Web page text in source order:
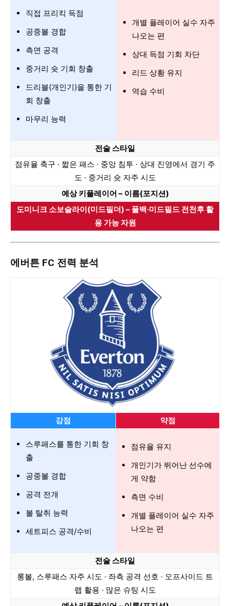
직접 프리킥 득점
공중볼 경합
측면 공격
중거리 슛 기회 창출
드리블(개인기)을 통한 기
회 창출
마무리 능력
개별 플레이어 실수 자주
나오는 편
상대 득점 기회 차단
리드 상황 유지
역습 수비
전술 스타일
점유율 축구 · 짧은 패스 · 중앙 침투 · 상대 진영에서 경기 주
도 · 중거리 슛 자주 시도
예상 키플레이어 – 이름(포지션)
도미니크 소보슬라이(미드필더) – 풀백·미드필드 전천후 활
용 가능 자원
에버튼 FC 전력 분석
강점 약점
스루패스를 통한 기회 창
출
공중볼 경합
공격 전개
볼 탈취 능력
세트피스 공격/수비
점유율 유지
개인기가 뛰어난 선수에
게 약함
측면 수비
개별 플레이어 실수 자주
나오는 편
전술 스타일
롱볼, 스루패스 자주 시도 · 좌측 공격 선호 · 오프사이드 트
랩 활용 · 많은 슈팅 시도